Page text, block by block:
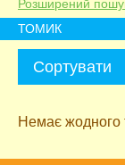
Розширений
ТОМИК
Немає жодного